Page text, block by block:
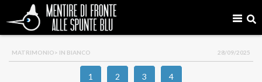
MATRIMONIO> IN BIANCO 28/09/2025
1 2 3 4